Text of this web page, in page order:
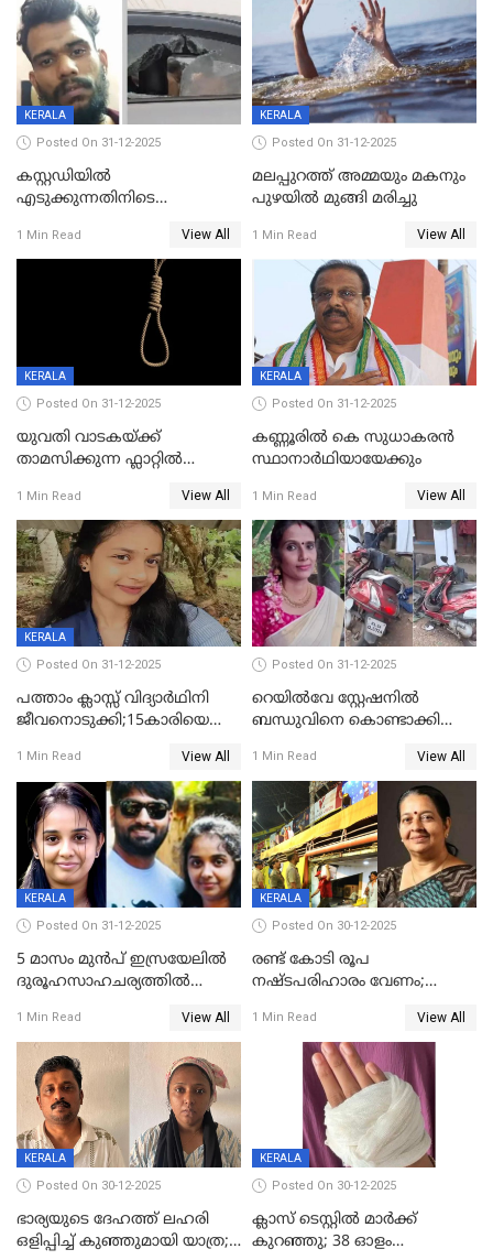
KERALA
Posted On 31-12-2025
കസ്റ്റഡിയിൽ
എടുക്കുന്നതിനിടെ
വധശ്രമക്കേസ് പ്രതി പിടിയിൽ
1 Min Read View All
KERALA
Posted On 31-12-2025
മലപ്പുറത്ത് അമ്മയും മകനും
പുഴയിൽ മുങ്ങി മരിച്ചു
1 Min Read View All
KERALA
Posted On 31-12-2025
യുവതി വാടകയ്ക്ക്
താമസിക്കുന്ന ഫ്ലാറ്റില്‍
സംഭവം കൈതപ്പൊയിലില്‍
1 Min Read View All
KERALA
Posted On 31-12-2025
കണ്ണൂരിൽ കെ സുധാകരൻ
സ്ഥാനാർഥിയായേക്കും
1 Min Read View All
KERALA
Posted On 31-12-2025
പത്താം ക്ലാസ്സ് വിദ്യാര്‍ഥിനി
ജീവനൊടുക്കി;15കാരിയെ
കിടപ്പുമുറിയില്‍ തൂങ്ങി മരിച്ച
നിലയിൽ
1 Min Read View All
Posted On 31-12-2025
റെയിൽവേ സ്റ്റേഷനിൽ
ബന്ധുവിനെ കൊണ്ടാക്കി
ലോറി സ്കൂട്ടറിൽ ഇടിച്ചു :
യുവതിക്ക് ദാരുണാന്ത്യം
1 Min Read View All
KERALA
Posted On 31-12-2025
5 മാസം മുൻപ് ഇസ്രയേലിൽ
ദുരൂഹസാഹചര്യത്തിൽ
മലയാളി യുവാവിന്റെ ഭാര്യയും
മരിച്ചു
1 Min Read View All
KERALA
Posted On 30-12-2025
രണ്ട് കോടി രൂപ
നഷ്ടപരിഹാരം വേണം;
നോട്ടീസയച്ച് ഉമാ തോമസ്
1 Min Read View All
KERALA
Posted On 30-12-2025
ഭാര്യയുടെ ദേഹത്ത് ലഹരി
ഒളിപ്പിച്ച് കുഞ്ഞുമായി യാത്ര;
KERALA
Posted On 30-12-2025
ക്ലാസ് ടെസ്റ്റിൽ മാർക്ക്
കുറഞ്ഞു; 38 ഓളം